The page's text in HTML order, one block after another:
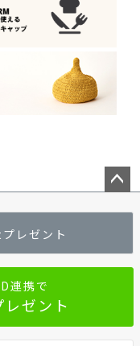
ジト
へ
レゼント
連携で
ゼント